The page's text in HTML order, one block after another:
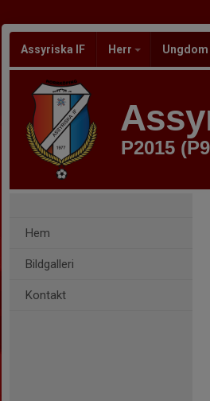
Assyriska IF Herr Ungdom
P2015
Hem
Bildgalleri
Kontakt